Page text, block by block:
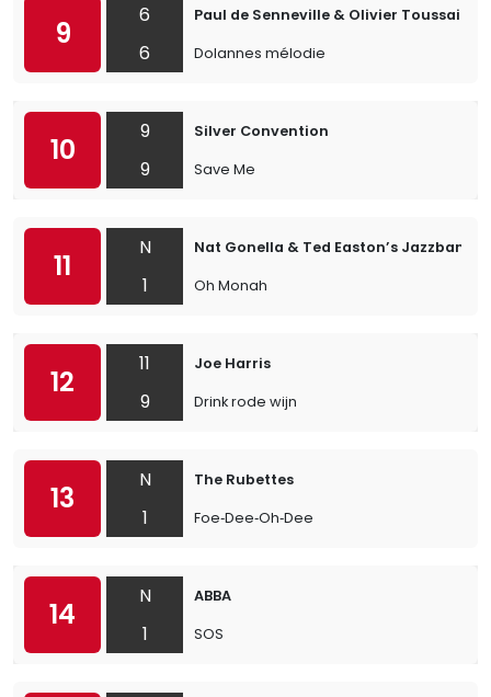
9
6
6
Paul de Senneville & Olivier Toussaint
Dolannes mélodie
10
9
9
Silver Convention
Save Me
11
N
1
Nat Gonella & Ted Easton’s Jazzband
Oh Monah
12
11
9
Joe Harris
Drink rode wijn
13
N
1
The Rubettes
Foe‐Dee‐Oh‐Dee
14
N
1
ABBA
SOS